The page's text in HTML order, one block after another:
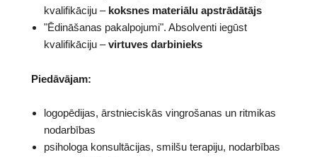
kvalifikāciju –koksnes materiālu apstrādātājs
"Ēdināšanas pakalpojumi". Absolventi iegūst
kvalifikāciju –virtuves darbinieks
Piedāvājam:
logopēdijas, ārstnieciskās vingrošanas un ritmikas
nodarbības
psihologa konsultācijas, smilšu terapiju, nodarbības